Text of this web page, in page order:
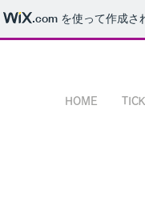
.comを使って作成さ
HOME